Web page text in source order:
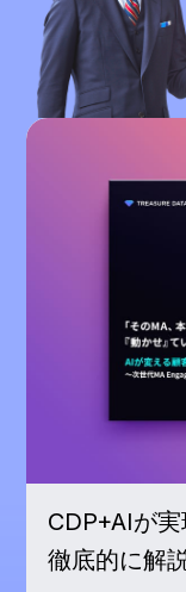
CDP+AIが
徹底的に解